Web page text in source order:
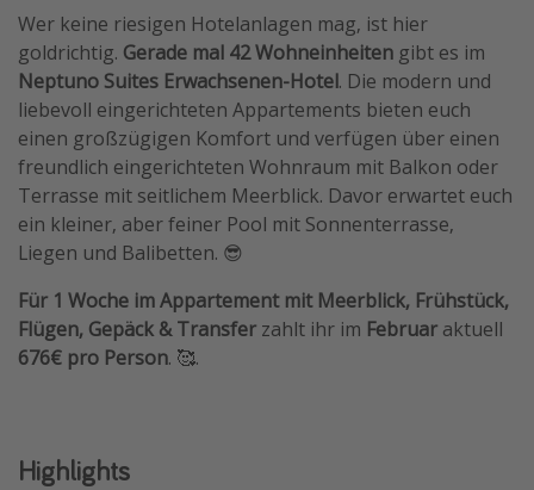
Wer keine riesigen Hotelanlagen mag, ist hier
goldrichtig. Gerade mal 42 Wohneinheiten gibt es im
Neptuno Suites Erwachsenen-Hotel. Die modern und
liebevoll eingerichteten Appartements bieten euch
einen großzügigen Komfort und verfügen über einen
freundlich eingerichteten Wohnraum mit Balkon oder
Terrasse mit seitlichem Meerblick. Davor erwartet euch
ein kleiner, aber feiner Pool mit Sonnenterrasse,
Liegen und Balibetten. 😎
Für 1 Woche im Appartement mit Meerblick, Frühstück,
Flügen, Gepäck & Transfer zahlt ihr im Februar aktuell
676€ pro Person. 🥰.
Highlights